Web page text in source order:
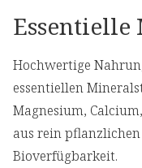
Hochwertige
essentiellen
Magnesium,
aus rein
Bioverfügbarkeit.